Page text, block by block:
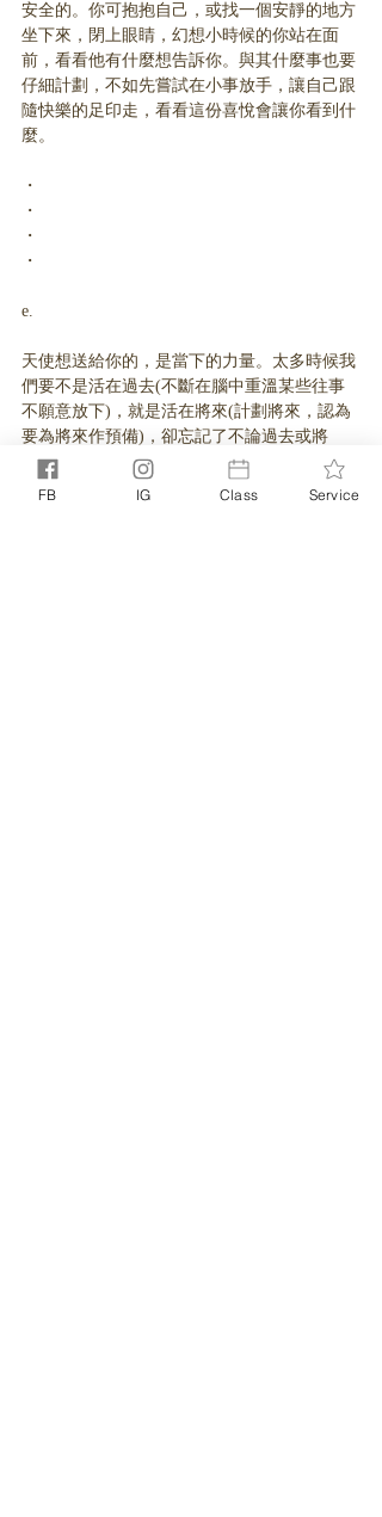
安全的。你可抱抱自己，或找一個安靜的地方
坐下來，閉上眼睛，幻想小時候的你站在面
前，看看他有什麼想告訴你。與其什麼事也要
仔細計劃，不如先嘗試在小事放手，讓自己跟
隨快樂的足印走，看看這份喜悅會讓你看到什
麼。
・
・
・
・
e.
天使想送給你的，是當下的力量。太多時候我
們要不是活在過去(不斷在腦中重溫某些往事
不願意放下)，就是活在將來(計劃將來，認為
要為將來作預備)，卻忘記了不論過去或將
來，也是由一個個當下累積而來。當我們能在
當下好好生活，我們不用擔心將來，也不用怕
FB IG Class Service